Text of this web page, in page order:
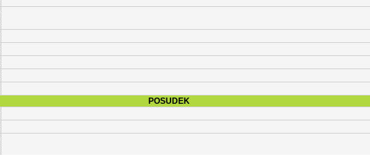
POSUDEK